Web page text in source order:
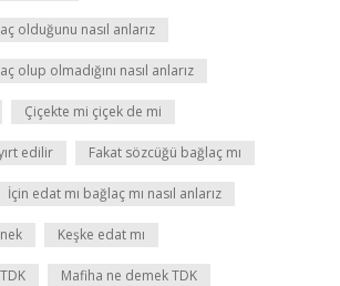
olduğunu nasıl anlarız
olup olmadığını nasıl anlarız
Çiçekte mi çiçek de mi
edilir Fakat sözcüğü bağlaç mı
İçin edat mı bağlaç mı nasıl anlarız
Keşke edat mı
Mafiha ne demek TDK